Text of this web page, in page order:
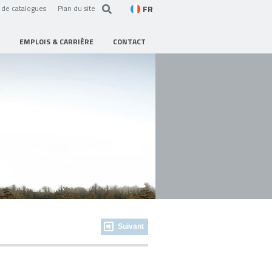
catalogues Plan du site FR
EMPLOIS & CARRIÈRE CONTACT
Suivant